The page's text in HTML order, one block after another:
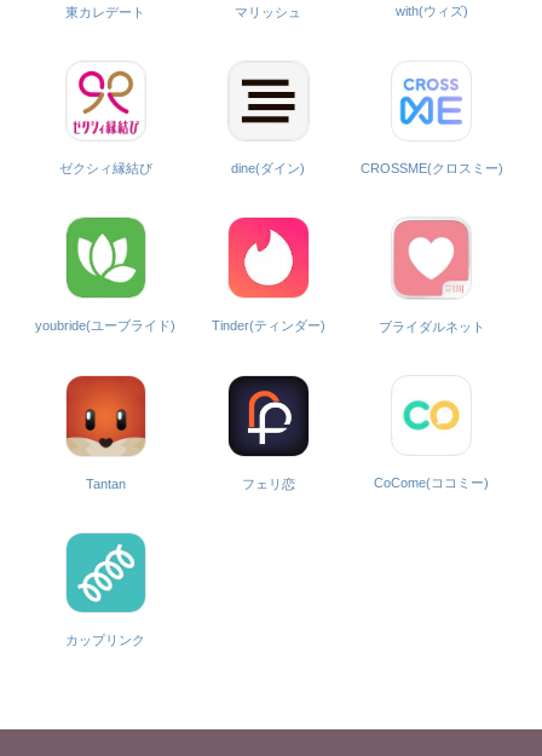
東カレデート マリッシュ with(ウィズ)
ゼクシィ縁結び dine(ダイン) CROSSME(クロスミー)
youbride(ユーブライド) Tinder(ティンダー) ブライダルネット
Tantan フェリ恋 CoCome(ココミー)
カップリンク